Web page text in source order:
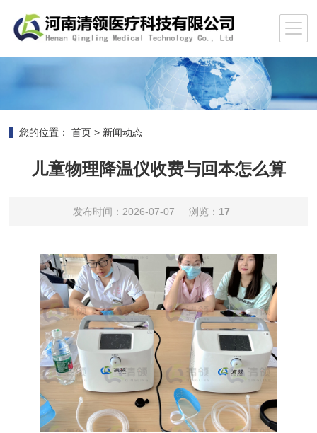
您的位置： 首页 > 新闻动态
儿童物理降温仪收费与回本怎么算
发布时间：2026-07-07 浏览： 17